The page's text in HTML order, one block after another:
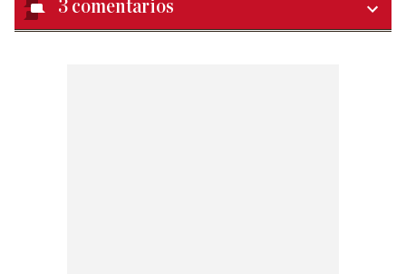
3 comentarios